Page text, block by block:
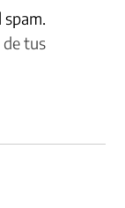
de tus